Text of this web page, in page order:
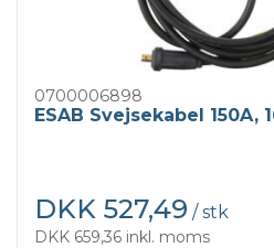
0700006898
ESAB Svejsekabel 150A,
DKK 527,49 / stk
DKK 659,36 inkl. moms